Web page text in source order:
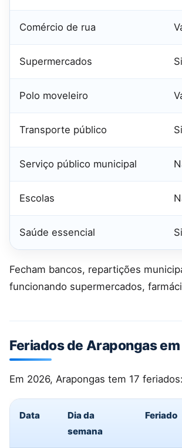
Comércio de rua
Supermercados
Polo moveleiro
Transporte público
Serviço público municipal
Escolas
Saúde essencial
Fecham bancos, repartições
funcionando supermercados,
Feriados de Arapongas
Em 2026, Arapongas tem 17
Data
Dia da
semana
Feriado